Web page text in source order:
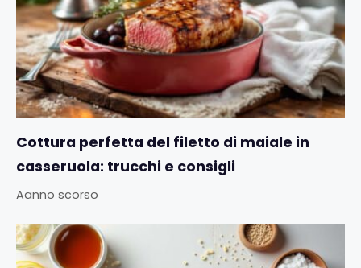
Cottura perfetta del filetto di maiale in
casseruola: trucchi e consigli
Aanno scorso